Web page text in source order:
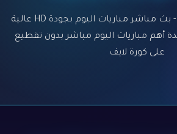
كورة لايف - koora live - بث مباشر مباريات اليوم بجودة HD عالية
أهم مباريات اليوم مباشر بدون تقطيع
على كورة لايف